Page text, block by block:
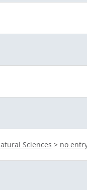
Sciences > no